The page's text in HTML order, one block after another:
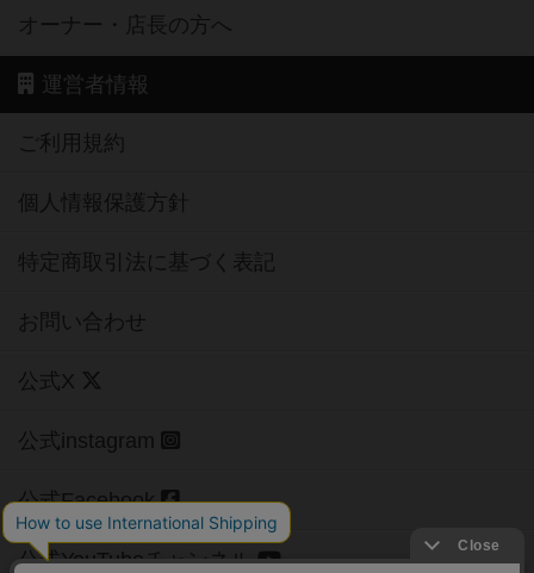
オーナー・店長の方へ
運営者情報
ご利用規約
個人情報保護方針
特定商取引法に基づく表記
お問い合わせ
公式X
公式instagram
公式Facebook
公式YouTubeチャンネル